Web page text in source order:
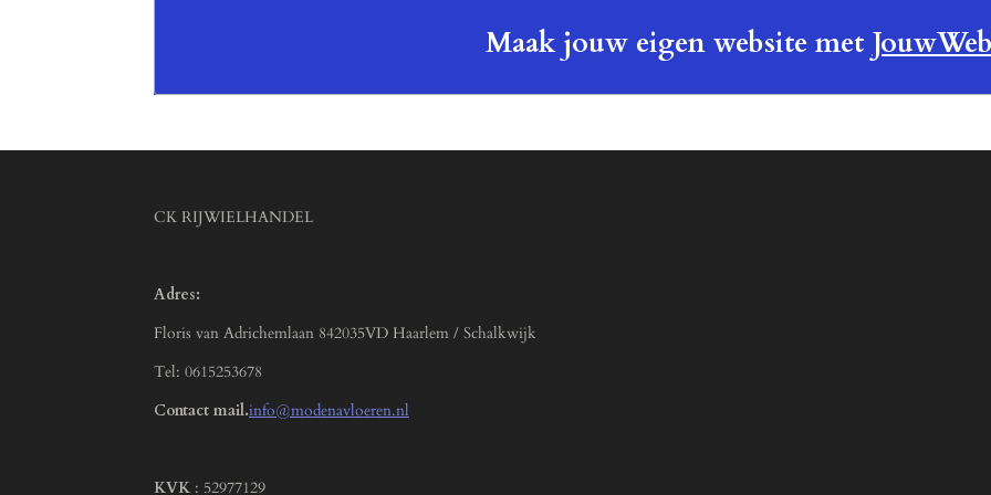
Maak jouw eigen website met
CK RIJWIELHANDEL
Adres:
Floris van Adrichemlaan 842035VD Haarlem / Schalkwijk
Tel: 0615253678
Contact mail.info@modenavloeren.nl
KVK : 52977129